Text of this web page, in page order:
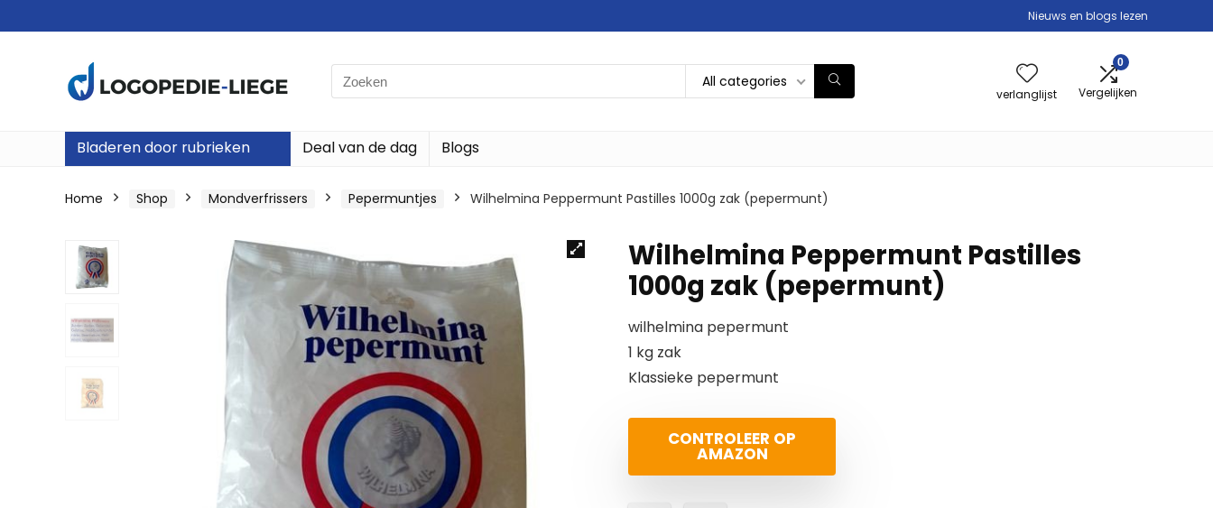
Nieuws en blogs lezen
Search
for:
All categories
verlanglijst
0
Vergelijken
Bladeren door rubrieken Deal van de dag Blogs
Home Shop Mondverfrissers Pepermuntjes Wilhelmina Peppermunt Pastilles 1000g zak (pepermunt)
Wilhelmina Peppermunt Pastilles
1000g zak (pepermunt)
wilhelmina pepermunt
1 kg zak
Klassieke pepermunt
CONTROLEER OP
AMAZON